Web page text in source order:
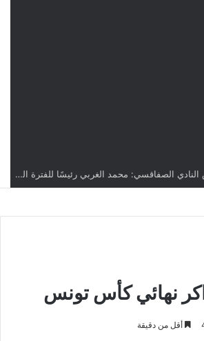
نهائي كأس تونس
أقل من دقيقة